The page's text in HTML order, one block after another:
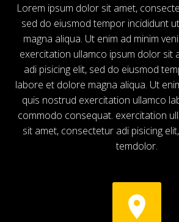
Lorem ipsum dolor sit amet,
sed do eiusmod tempor incididunt
magna aliqua. Ut enim ad minim
exercitation ullamco ipsum dolor sit
adi pisicing elit, sed do eiusmod
labore et dolore magna aliqua. Ut
quis nostrud exercitation ullamco
commodo consequat. exercitation
sit amet, consectetur adi pisicing
temdolor.

